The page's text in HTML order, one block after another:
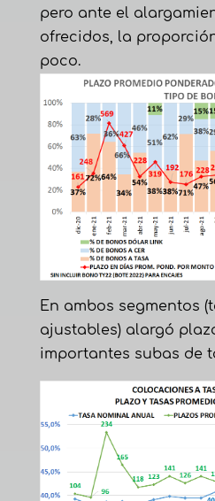
pero ante el
ofrecidos, la
poco.
En ambos segmentos
ajustables) alargó
importantes subas de